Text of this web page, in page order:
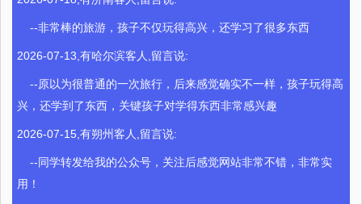
--非常棒的旅游，孩子不仅玩得高兴，还学习了很多东西
2026-07-13,有哈尔滨客人,留言说:
--原以为很普通的一次旅行，后来感觉确实不一样，孩子玩得高
兴，还学到了东西，关键孩子对学得东西非常感兴趣
2026-07-15,有朔州客人,留言说:
--同学转发给我的公众号，关注后感觉网站非常不错，非常实
用！